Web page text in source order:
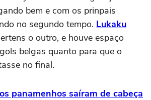
bem e com os prinpais
no segundo tempo. Lukaku
o outro, e houve espaço
belgas quanto para que o
no final.
os panamenhos saíram de cabeça